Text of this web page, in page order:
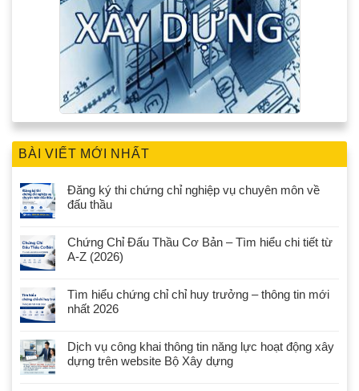
BÀI VIẾT MỚI NHẤT
Đăng ký thi chứng chỉ nghiệp vụ chuyên môn về
đấu thầu
Chứng Chỉ Đấu Thầu Cơ Bản – Tìm hiểu chi tiết từ
A-Z (2026)
Tìm hiểu chứng chỉ chỉ huy trưởng – thông tin mới
nhất 2026
Dịch vụ công khai thông tin năng lực hoạt động xây
dựng trên website Bộ Xây dựng